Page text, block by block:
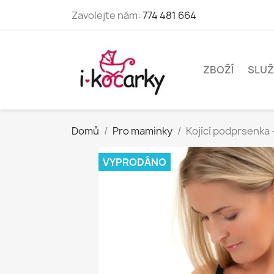
Zavolejte nám:774 481 664
ZBOŽÍ
Domů Pro maminky Kojící podprsenka
VYPRODÁNO